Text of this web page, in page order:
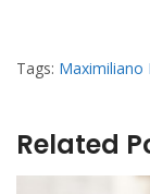
Tags: Maximiliano
Related